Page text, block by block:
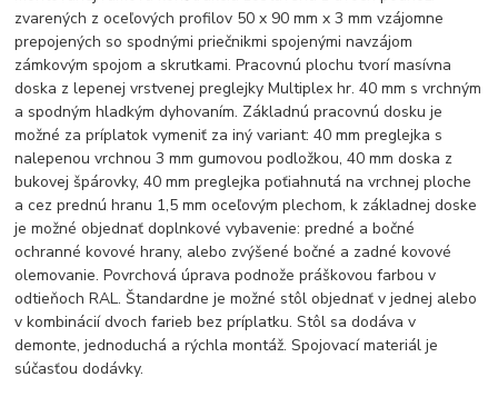
zvarených z oceľových profilov 50 x 90 mm x 3 mm vzájomne
prepojených so spodnými priečnikmi spojenými navzájom
zámkovým spojom a skrutkami. Pracovnú plochu tvorí masívna
doska z lepenej vrstvenej preglejky Multiplex hr. 40 mm s vrchným
a spodným hladkým dyhovaním. Základnú pracovnú dosku je
možné za príplatok vymeniť za iný variant: 40 mm preglejka s
nalepenou vrchnou 3 mm gumovou podložkou, 40 mm doska z
bukovej špárovky, 40 mm preglejka poťiahnutá na vrchnej ploche
a cez prednú hranu 1,5 mm oceľovým plechom, k základnej doske
je možné objednať doplnkové vybavenie: predné a bočné
ochranné kovové hrany, alebo zvýšené bočné a zadné kovové
olemovanie. Povrchová úprava podnože práškovou farbou v
odtieňoch RAL. Štandardne je možné stôl objednať v jednej alebo
v kombinácií dvoch farieb bez príplatku. Stôl sa dodáva v
demonte, jednoduchá a rýchla montáž. Spojovací materiál je
súčasťou dodávky.